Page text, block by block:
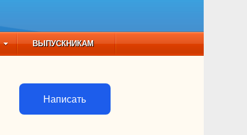
ВЫПУСКНИКАМ
Написать